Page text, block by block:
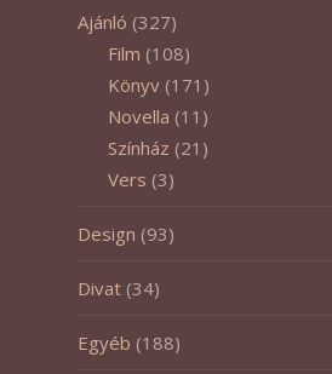
Ajánló (327)
Film (108)
Könyv (171)
Novella (11)
Színház (21)
Vers (3)
Design (93)
Divat (34)
Egyéb (188)